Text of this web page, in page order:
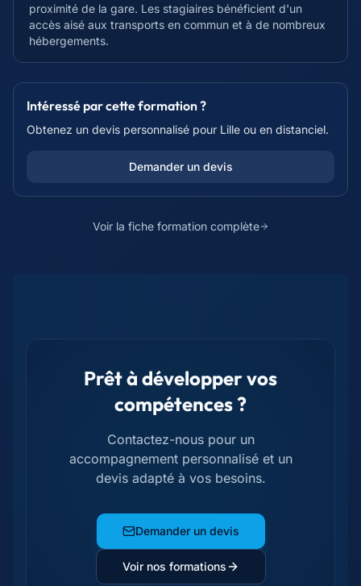
proximité de la gare. Les stagiaires bénéficient d'un
accès aisé aux transports en commun et à de nombreux
hébergements.
Intéressé par cette formation ?
Obtenez un devis personnalisé pour Lille ou en distanciel.
Demander un devis
Voir la fiche formation complète
Prêt à développer vos
compétences ?
Contactez-nous pour un
accompagnement personnalisé et un
devis adapté à vos besoins.
Demander un devis
Voir nos formations